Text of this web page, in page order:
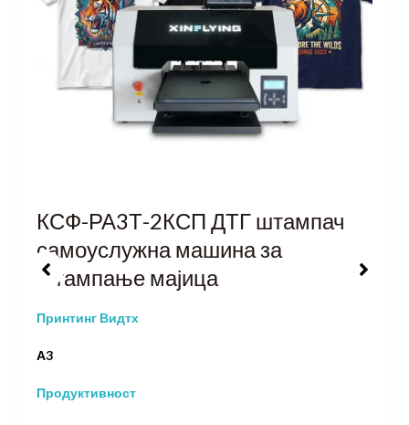
КСФ-РА3Т-2КСП ДТГ штампач
самоуслужна машина за
штампање мајица
Принтинг Видтх
А3
Продуктивност